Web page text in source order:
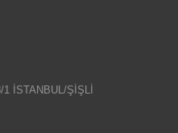
İSTANBUL/ŞİŞLİ